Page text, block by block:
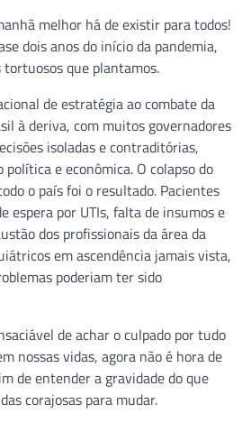
melhor há de existir para todos!
dois anos do início da pandemia,
que plantamos.
de estratégia ao combate da
à deriva, com muitos governadores
isoladas e contraditórias,
política e econômica. O colapso do
o país foi o resultado. Pacientes
espera por UTIs, falta de insumos e
dos profissionais da área da
em ascendência jamais vista,
poderiam ter sido
de achar o culpado por tudo
nossas vidas, agora não é hora de
de entender a gravidade do que
corajosas para mudar.